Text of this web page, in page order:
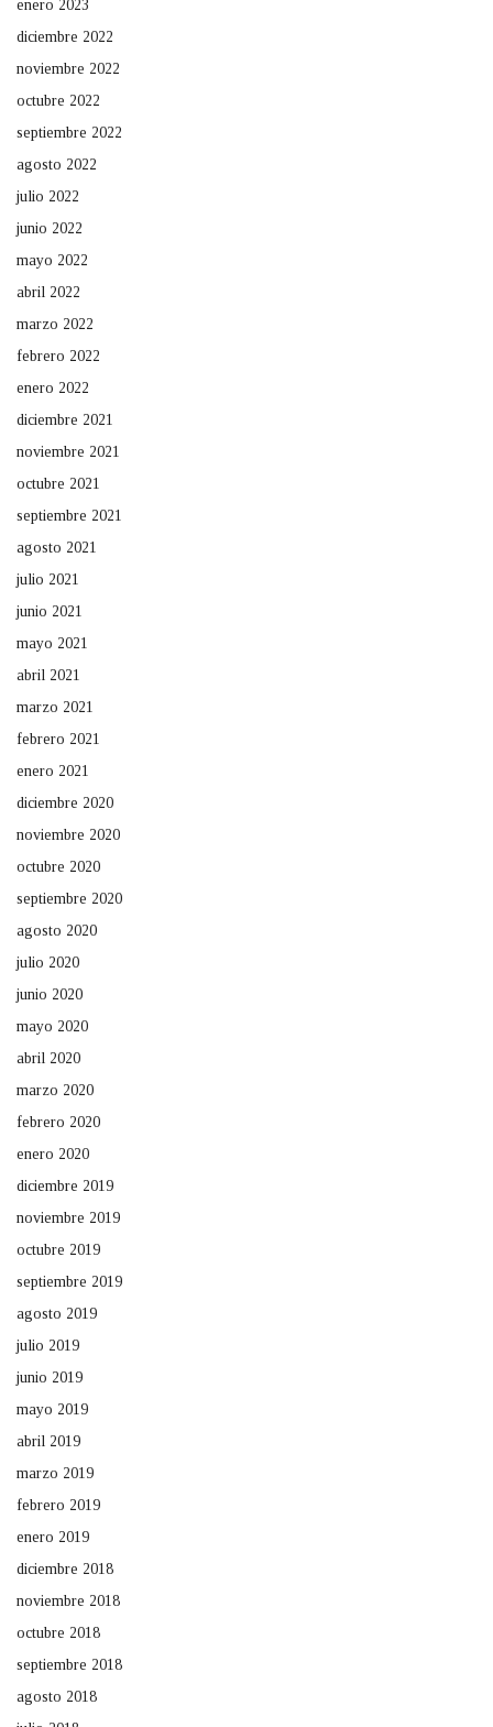
enero 2023
diciembre 2022
noviembre 2022
octubre 2022
septiembre 2022
agosto 2022
julio 2022
junio 2022
mayo 2022
abril 2022
marzo 2022
febrero 2022
enero 2022
diciembre 2021
noviembre 2021
octubre 2021
septiembre 2021
agosto 2021
julio 2021
junio 2021
mayo 2021
abril 2021
marzo 2021
febrero 2021
enero 2021
diciembre 2020
noviembre 2020
octubre 2020
septiembre 2020
agosto 2020
julio 2020
junio 2020
mayo 2020
abril 2020
marzo 2020
febrero 2020
enero 2020
diciembre 2019
noviembre 2019
octubre 2019
septiembre 2019
agosto 2019
julio 2019
junio 2019
mayo 2019
abril 2019
marzo 2019
febrero 2019
enero 2019
diciembre 2018
noviembre 2018
octubre 2018
septiembre 2018
agosto 2018